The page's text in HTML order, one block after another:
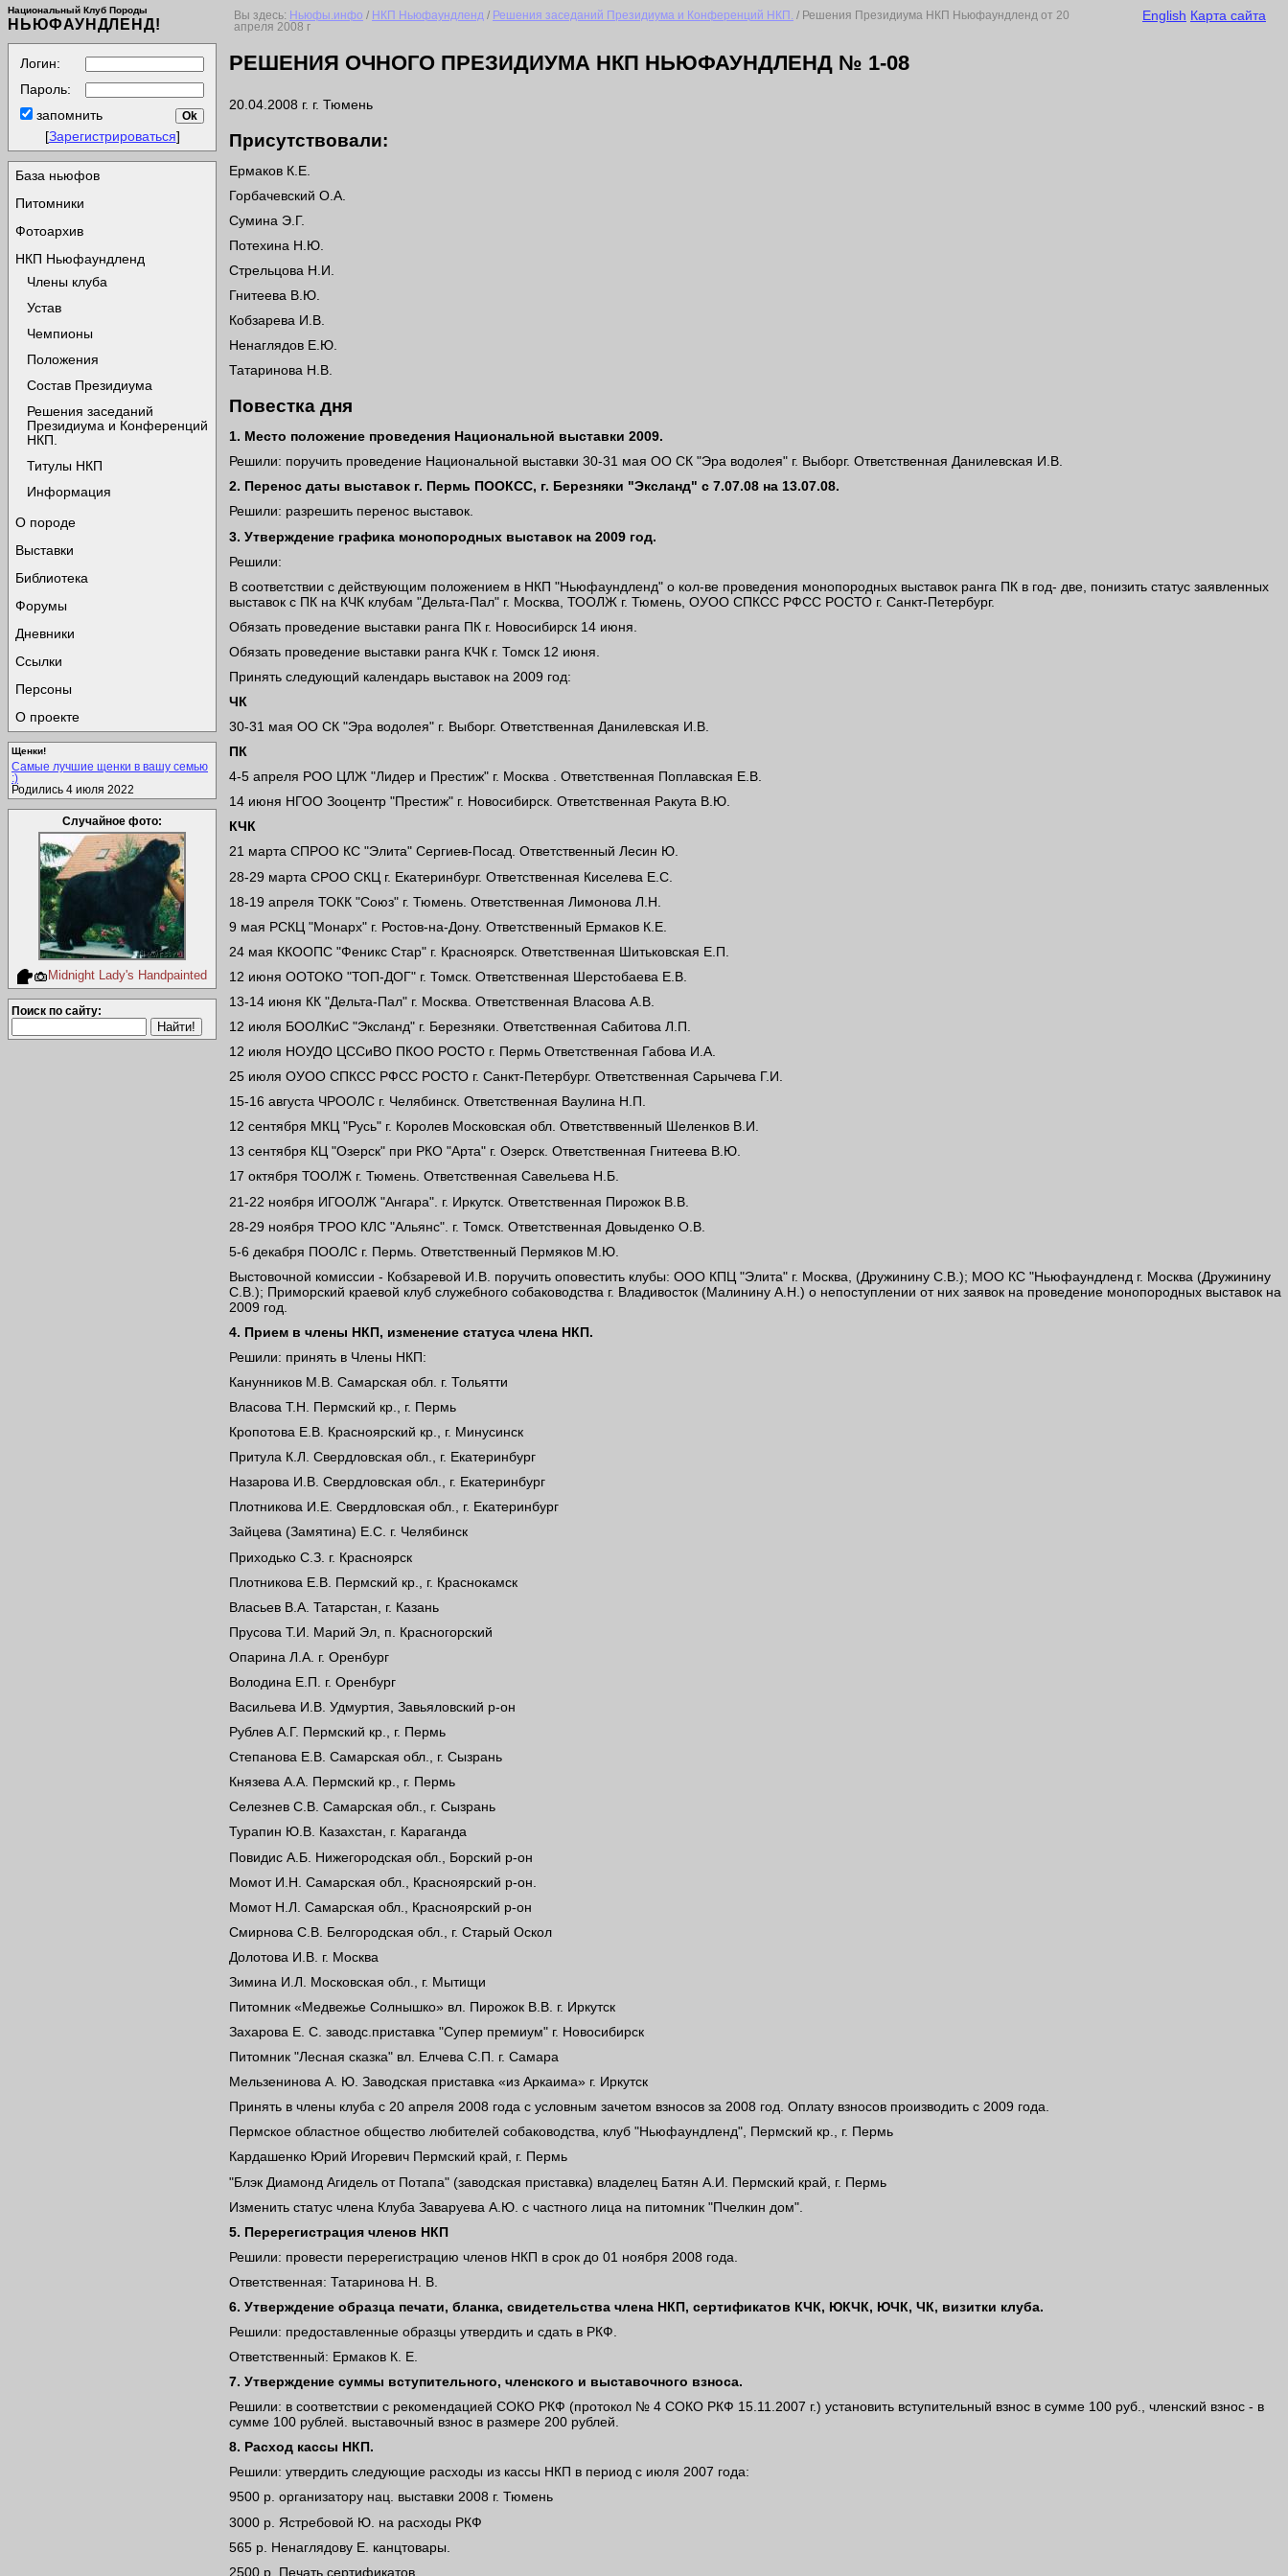
Национальный Клуб Породы
НЬЮФАУНДЛЕНД!
Логин:
Пароль:
запомнить
[Зарегистрироваться]
База ньюфов
Питомники
Фотоархив
НКП Ньюфаундленд
Члены клуба
Устав
Чемпионы
Положения
Состав Президиума
Решения заседаний
Президиума и Конференций
НКП.
Титулы НКП
Информация
О породе
Выставки
Библиотека
Форумы
Дневники
Ссылки
Персоны
О проекте
Щенки!
Самые лучшие щенки в вашу семью
:)
Родились 4 июля 2022
Случайное фото:
Midnight Lady's Handpainted
Поиск по сайту:
English Карта сайта
Вы здесь: Ньюфы.инфо / НКП Ньюфаундленд / Решения заседаний Президиума и Конференций НКП.
/ Решения Президиума НКП Ньюфаундленд от 20
апреля 2008 г
РЕШЕНИЯ ОЧНОГО ПРЕЗИДИУМА НКП НЬЮФАУНДЛЕНД № 1-08
20.04.2008 г. г. Тюмень
Присутствовали:
Ермаков К.Е.
Горбачевский О.А.
Сумина Э.Г.
Потехина Н.Ю.
Стрельцова Н.И.
Гнитеева В.Ю.
Кобзарева И.В.
Ненаглядов Е.Ю.
Татаринова Н.В.
Повестка дня
1. Место положение проведения Национальной выставки 2009.
Решили: поручить проведение Национальной выставки 30-31 мая ОО СК "Эра водолея" г. Выборг. Ответственная Данилевская И.В.
2. Перенос даты выставок г. Пермь ПООКСС, г. Березняки "Эксланд" с 7.07.08 на 13.07.08.
Решили: разрешить перенос выставок.
3. Утверждение графика монопородных выставок на 2009 год.
Решили:
В соответствии с действующим положением в НКП "Ньюфаундленд" о кол-ве проведения монопородных выставок ранга ПК в год- две, понизить статус заявленных
выставок с ПК на КЧК клубам "Дельта-Пал" г. Москва, ТООЛЖ г. Тюмень, ОУОО СПКСС РФСС РОСТО г. Санкт-Петербург.
Обязать проведение выставки ранга ПК г. Новосибирск 14 июня.
Обязать проведение выставки ранга КЧК г. Томск 12 июня.
Принять следующий календарь выставок на 2009 год:
ЧК
30-31 мая ОО СК "Эра водолея" г. Выборг. Ответственная Данилевская И.В.
ПК
4-5 апреля РОО ЦЛЖ "Лидер и Престиж" г. Москва . Ответственная Поплавская Е.В.
14 июня НГОО Зооцентр "Престиж" г. Новосибирск. Ответственная Ракута В.Ю.
КЧК
21 марта СПРОО КС "Элита" Сергиев-Посад. Ответственный Лесин Ю.
28-29 марта СРОО СКЦ г. Екатеринбург. Ответственная Киселева Е.С.
18-19 апреля ТОКК "Союз" г. Тюмень. Ответственная Лимонова Л.Н.
9 мая РСКЦ "Монарх" г. Ростов-на-Дону. Ответственный Ермаков К.Е.
24 мая ККООПС "Феникс Стар" г. Красноярск. Ответственная Шитьковская Е.П.
12 июня ООТОКО "ТОП-ДОГ" г. Томск. Ответственная Шерстобаева Е.В.
13-14 июня КК "Дельта-Пал" г. Москва. Ответственная Власова А.В.
12 июля БООЛКиС "Эксланд" г. Березняки. Ответственная Сабитова Л.П.
12 июля НОУДО ЦССиВО ПКОО РОСТО г. Пермь Ответственная Габова И.А.
25 июля ОУОО СПКСС РФСС РОСТО г. Санкт-Петербург. Ответственная Сарычева Г.И.
15-16 августа ЧРООЛС г. Челябинск. Ответственная Ваулина Н.П.
12 сентября МКЦ "Русь" г. Королев Московская обл. Ответстввенный Шеленков В.И.
13 сентября КЦ "Озерск" при РКО "Арта" г. Озерск. Ответственная Гнитеева В.Ю.
17 октября ТООЛЖ г. Тюмень. Ответственная Савельева Н.Б.
21-22 ноября ИГООЛЖ "Ангара". г. Иркутск. Ответственная Пирожок В.В.
28-29 ноября ТРОО КЛС "Альянс". г. Томск. Ответственная Довыденко О.В.
5-6 декабря ПООЛС г. Пермь. Ответственный Пермяков М.Ю.
Выстовочной комиссии - Кобзаревой И.В. поручить оповестить клубы: ООО КПЦ "Элита" г. Москва, (Дружинину С.В.); МОО КС "Ньюфаундленд г. Москва (Дружинину
С.В.); Приморский краевой клуб служебного собаководства г. Владивосток (Малинину А.Н.) о непоступлении от них заявок на проведение монопородных выставок на
2009 год.
4. Прием в члены НКП, изменение статуса члена НКП.
Решили: принять в Члены НКП:
Канунников М.В. Самарская обл. г. Тольятти
Власова Т.Н. Пермский кр., г. Пермь
Кропотова Е.В. Красноярский кр., г. Минусинск
Притула К.Л. Свердловская обл., г. Екатеринбург
Назарова И.В. Свердловская обл., г. Екатеринбург
Плотникова И.Е. Свердловская обл., г. Екатеринбург
Зайцева (Замятина) Е.С. г. Челябинск
Приходько С.З. г. Красноярск
Плотникова Е.В. Пермский кр., г. Краснокамск
Власьев В.А. Татарстан, г. Казань
Прусова Т.И. Марий Эл, п. Красногорский
Опарина Л.А. г. Оренбург
Володина Е.П. г. Оренбург
Васильева И.В. Удмуртия, Завьяловский р-он
Рублев А.Г. Пермский кр., г. Пермь
Степанова Е.В. Самарская обл., г. Сызрань
Князева А.А. Пермский кр., г. Пермь
Селезнев С.В. Самарская обл., г. Сызрань
Турапин Ю.В. Казахстан, г. Караганда
Повидис А.Б. Нижегородская обл., Борский р-он
Момот И.Н. Самарская обл., Красноярский р-он.
Момот Н.Л. Самарская обл., Красноярский р-он
Смирнова С.В. Белгородская обл., г. Старый Оскол
Долотова И.В. г. Москва
Зимина И.Л. Московская обл., г. Мытищи
Питомник «Медвежье Солнышко» вл. Пирожок В.В. г. Иркутск
Захарова Е. С. заводс.приставка "Супер премиум" г. Новосибирск
Питомник "Лесная сказка" вл. Елчева С.П. г. Самара
Мельзенинова А. Ю. Заводская приставка «из Аркаима» г. Иркутск
Принять в члены клуба с 20 апреля 2008 года с условным зачетом взносов за 2008 год. Оплату взносов производить с 2009 года.
Пермское областное общество любителей собаководства, клуб "Ньюфаундленд", Пермский кр., г. Пермь
Кардашенко Юрий Игоревич Пермский край, г. Пермь
"Блэк Диамонд Агидель от Потапа" (заводская приставка) владелец Батян А.И. Пермский край, г. Пермь
Изменить статус члена Клуба Заваруева А.Ю. c частного лица на питомник "Пчелкин дом".
5. Перерегистрация членов НКП
Решили: провести перерегистрацию членов НКП в срок до 01 ноября 2008 года.
Ответственная: Татаринова Н. В.
6. Утверждение образца печати, бланка, свидетельства члена НКП, сертификатов КЧК, ЮКЧК, ЮЧК, ЧК, визитки клуба.
Решили: предоставленные образцы утвердить и сдать в РКФ.
Ответственный: Ермаков К. Е.
7. Утверждение суммы вступительного, членского и выставочного взноса.
Решили: в соответствии с рекомендацией СОКО РКФ (протокол № 4 СОКО РКФ 15.11.2007 г.) установить вступительный взнос в сумме 100 руб., членский взнос - в
сумме 100 рублей. выставочный взнос в размере 200 рублей.
8. Расход кассы НКП.
Решили: утвердить следующие расходы из кассы НКП в период с июля 2007 года:
9500 р. организатору нац. выставки 2008 г. Тюмень
3000 р. Ястребовой Ю. на расходы РКФ
565 р. Ненаглядову Е. канцтовары.
2500 р. Печать сертификатов.